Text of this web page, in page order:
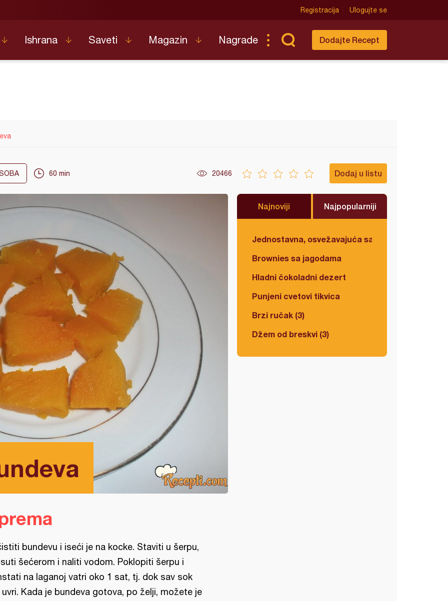
Registracija Ulogujte se
Ishrana Saveti Magazin Nagrade Dodajte Recept
60 min 20466 Dodaj u listu
Najnoviji Najpopularniji
Jednostavna, osvežavajuća salata
Brownies sa jagodama
Hladni čokoladni dezert
Punjeni cvetovi tikvica
Brzi ručak (3)
Džem od breskvi (3)
bundevu i iseći je na kocke. Staviti u šerpu,
šećerom i naliti vodom. Poklopiti šerpu i
na laganoj vatri oko 1 sat, tj. dok sav sok
uvri. Kada je bundeva gotova, po želji, možete je